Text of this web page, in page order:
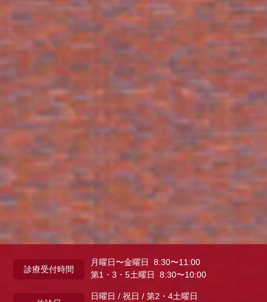
診療受付時間
月曜日〜金曜日 8:30〜11:00
第1・3・5土曜日 8:30〜10:00
日曜日 / 祝日 / 第2・4土曜日